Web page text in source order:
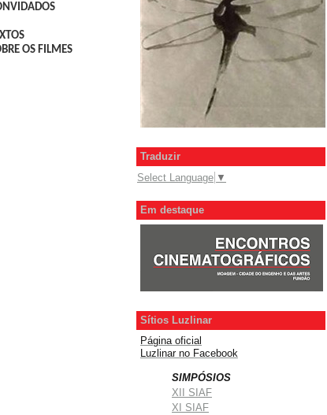
OS FILMES
Traduzir
Select Language ▼
Em destaque
Sítios Luzlinar
Página oficial
Luzlinarno Facebook
SIMPÓSIOS
XII SIAF
XI SIAF